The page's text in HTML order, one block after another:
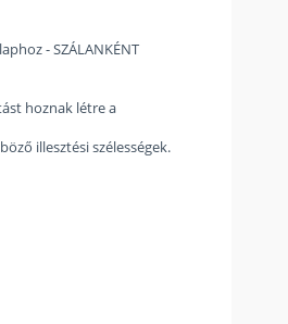
- SZÁLANKÉNT
hoznak létre a
illesztési szélességek.